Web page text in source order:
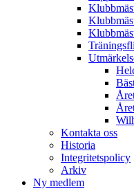
Kontakta oss
Historia
Integritetspolicy
Arkiv
Ny medlem